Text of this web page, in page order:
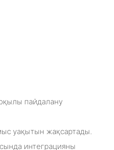
пайдалану
уақытын жақсартады.
интеграцияны